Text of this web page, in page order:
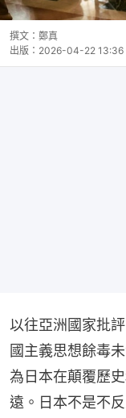
撰文： 鄭真
出版： 2026-04-22 13:36
以往亞洲國家批
國主義思想餘毒
為日本在顛覆歷
遠。日本不是不